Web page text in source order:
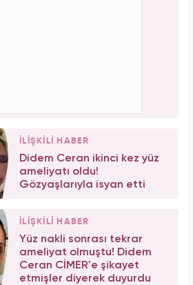
İLİŞKİLİ HABER
Didem Ceran ikinci kez yüz
ameliyatı oldu!
Gözyaşlarıyla isyan etti
İLİŞKİLİ HABER
Yüz nakli sonrası tekrar
ameliyat olmuştu! Didem
Ceran CİMER'e şikayet
etmişler diyerek duyurdu